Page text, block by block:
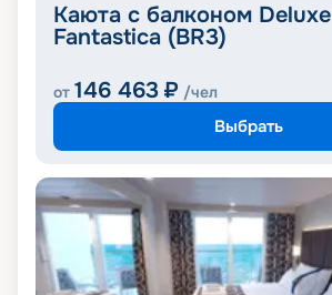
Каюта с балконом Deluxe
Fantastica (BR3)
от 146 463 ₽ /чел
Выбрать